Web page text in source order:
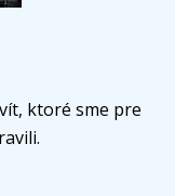
ktoré sme pre